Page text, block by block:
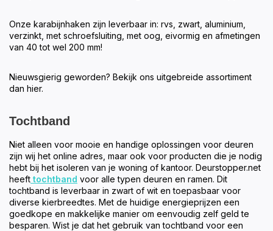
Onze karabijnhaken zijn leverbaar in: rvs, zwart, aluminium,
verzinkt, met schroefsluiting, met oog, eivormig en afmetingen
van 40 tot wel 200 mm!
Nieuwsgierig geworden? Bekijk ons uitgebreide assortiment
dan hier.
Tochtband
Niet alleen voor mooie en handige oplossingen voor deuren
zijn wij het online adres, maar ook voor producten die je nodig
hebt bij het isoleren van je woning of kantoor. Deurstopper.net
heeft tochtband voor alle typen deuren en ramen. Dit
tochtband is leverbaar in zwart of wit en toepasbaar voor
diverse kierbreedtes. Met de huidige energieprijzen een
goedkope en makkelijke manier om eenvoudig zelf geld te
besparen. Wist je dat het gebruik van tochtband voor een